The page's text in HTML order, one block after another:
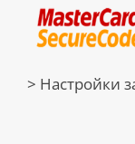
> Настройки